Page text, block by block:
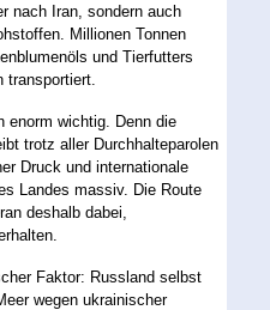
nach Iran, sondern auch
Millionen Tonnen
und Tierfutters
transportiert.
enorm wichtig. Denn die
trotz aller Durchhalteparolen
Druck und internationale
Landes massiv. Die Route
deshalb dabei,
Faktor: Russland selbst
wegen ukrainischer